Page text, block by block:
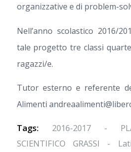
organizzative e di problem-
Nell’anno scolastico 2016/
tale progetto tre classi
ragazzi/e.
Tutor esterno e referente
Alimenti
Tags:
2016-2017 -
SCIENTIFICO GRASSI -